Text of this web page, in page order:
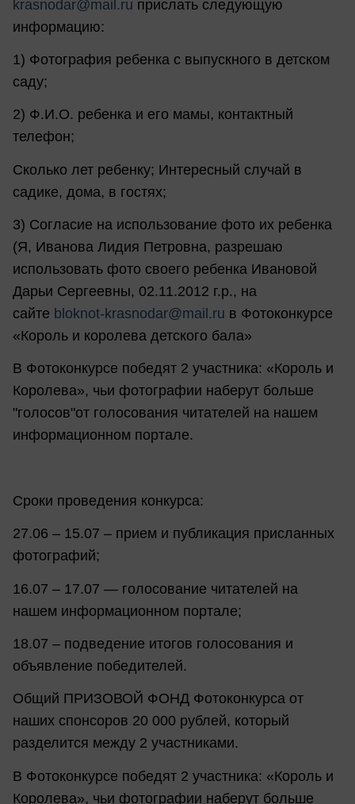
krasnodar@mail.ru прислать следующую
информацию:
1) Фотография ребенка с выпускного в детском
саду;
2) Ф.И.О. ребенка и его мамы, контактный
телефон;
Сколько лет ребенку; Интересный случай в
садике, дома, в гостях;
3) Согласие на использование фото их ребенка
(Я, Иванова Лидия Петровна, разрешаю
использовать фото своего ребенка Ивановой
Дарьи Сергеевны, 02.11.2012 г.р., на
сайте bloknot-krasnodar@mail.ru в Фотоконкурсе
«Король и королева детского бала»
В Фотоконкурсе победят 2 участника: «Король и
Королева», чьи фотографии наберут больше
"голосов"от голосования читателей на нашем
информационном портале.
Сроки проведения конкурса:
27.06 – 15.07 – прием и публикация присланных
фотографий;
16.07 – 17.07 — голосование читателей на
нашем информационном портале;
18.07 – подведение итогов голосования и
объявление победителей.
Общий ПРИЗОВОЙ ФОНД Фотоконкурса от
наших спонсоров 20 000 рублей, который
разделится между 2 участниками.
В Фотоконкурсе победят 2 участника: «Король и
Королева», чьи фотографии наберут больше